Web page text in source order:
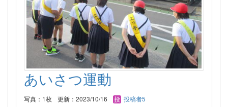
あいさつ運動
写真：1枚 更新：2023/10/16 投稿者5